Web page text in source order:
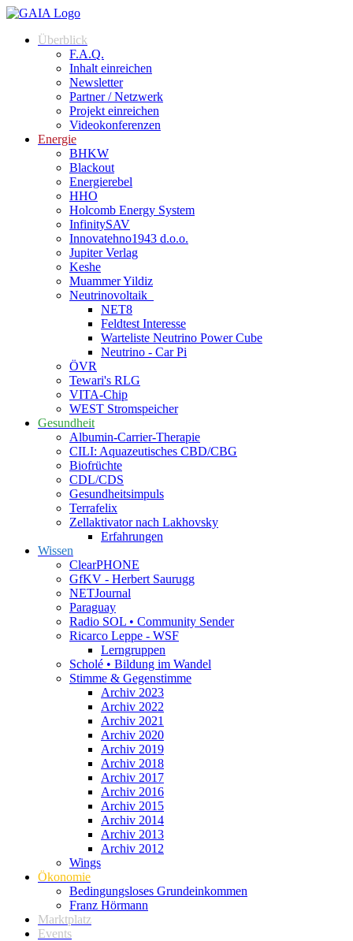
Zum
springenÜberblick
F.A.Q.
Inhalt einreichen
Newsletter
Partner / Netzwerk
Projekt einreichen
Videokonferenzen
Energie
BHKW
Blackout
Energierebel
HHO
Holcomb Energy System
InfinitySAV
Innovatehno1943 d.o.o.
Jupiter Verlag
Keshe
Muammer Yildiz
Neutrinovoltaik
NET8
Feldtest Interesse
Warteliste Neutrino Power Cube
Neutrino - Car Pi
ÖVR
Tewari's RLG
VITA-Chip
WEST Stromspeicher
Gesundheit
Albumin-Carrier-Therapie
CILI: Aquazeutisches CBD/CBG
Biofrüchte
CDL/CDS
Gesundheitsimpuls
Terrafelix
Zellaktivator nach Lakhovsky
Erfahrungen
Wissen
ClearPHONE
GfKV - Herbert Saurugg
NETJournal
Paraguay
Radio SOL • Community Sender
Ricarco Leppe - WSF
Lerngruppen
Scholé • Bildung im Wandel
Stimme & Gegenstimme
Archiv 2023
Archiv 2022
Archiv 2021
Archiv 2020
Archiv 2019
Archiv 2018
Archiv 2017
Archiv 2016
Archiv 2015
Archiv 2014
Archiv 2013
Archiv 2012
Wings
Ökonomie
Bedingungsloses Grundeinkommen
Franz Hörmann
Marktplatz
Events